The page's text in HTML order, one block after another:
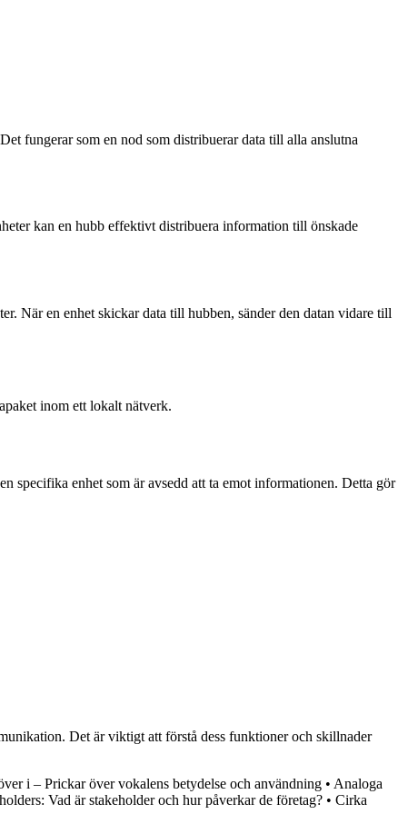
fungerar som en nod som distribuerar data till alla anslutna
kan en hubb effektivt distribuera information till önskade
När en enhet skickar data till hubben, sänder den datan vidare till
inom ett lokalt nätverk.
specifika enhet som är avsedd att ta emot informationen. Detta gör
Det är viktigt att förstå dess funktioner och skillnader
i – Prickar över vokalens betydelse och användning • Analoga
Vad är stakeholder och hur påverkar de företag? • Cirka